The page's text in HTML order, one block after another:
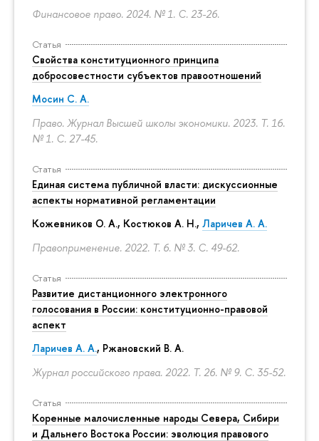
Финансовое право. 2024. № 1. С. 23-26.
Статья
Свойства конституционного принципа
добросовестности субъектов правоотношений
Мосин С. А.
Право. Журнал Высшей школы экономики. 2023. Т. 16.
№ 1. С. 27-45.
Статья
Единая система публичной власти: дискуссионные
аспекты нормативной регламентации
Кожевников О. А., Костюков А. Н., Ларичев А. А.
Правоприменение. 2022. Т. 6. № 3. С. 49-62.
Статья
Развитие дистанционного электронного
голосования в России: конституционно-правовой
аспект
Ларичев А. А., Ржановский В. А.
Журнал российского права. 2022. Т. 26. № 9. С. 35-52.
Статья
Коренные малочисленные народы Севера, Сибири
и Дальнего Востока России: эволюция правового